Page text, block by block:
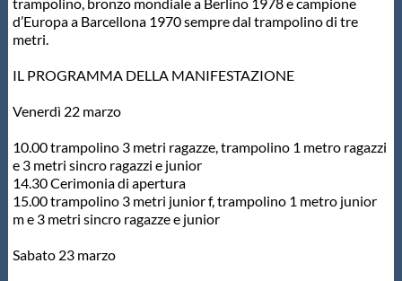
d’Europa a Barcellona 1970 sempre dal trampolino di tre
metri.
IL PROGRAMMA DELLA MANIFESTAZIONE
Venerdì 22 marzo
10.00 trampolino 3 metri ragazze, trampolino 1 metro ragazzi
e 3 metri sincro ragazzi e junior
14.30 Cerimonia di apertura
15.00 trampolino 3 metri junior f, trampolino 1 metro junior
m e 3 metri sincro ragazze e junior
Sabato 23 marzo